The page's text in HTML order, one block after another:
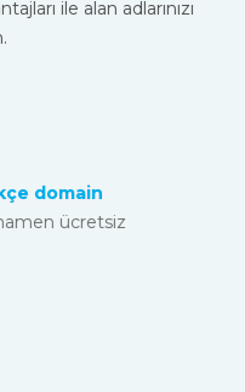
ile alan adlarınızı
domain
ücretsiz